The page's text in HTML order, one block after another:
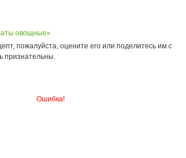
овощные»
пожалуйста, оцените его или поделитесь им с
признательны.
Ошибка!